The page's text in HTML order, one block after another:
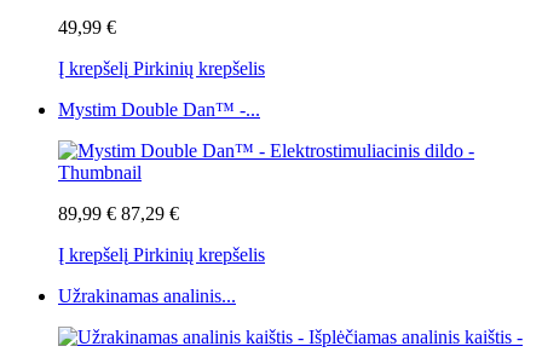
49,99 €
Į krepšelį Pirkinių krepšelis
Mystim Double Dan™ -...
89,99 € 87,29 €
Į krepšelį Pirkinių krepšelis
Užrakinamas analinis...